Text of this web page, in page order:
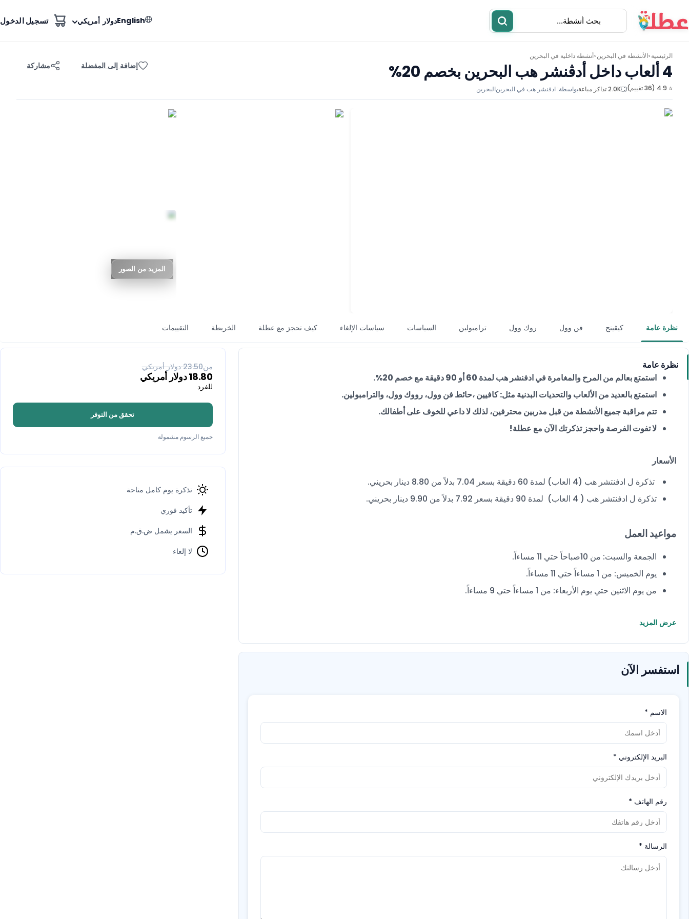
Englishدولار أمريكي تسجيل الدخول
أنشطة مطاعم
الرئيسية >الأنشطة فيالبحرين >أنشطة داخلية في البحرين
4 ألعاب داخل أدڤنشر هب البحرين بخصم 20%
⭐ 4.9 (36 تقييم) 2.0K تذاكر مباعة بواسطة:ادفنشر هب في البحرينالبحرين
إضافة إلى المفضلة مشاركة
المزيد من الصور
نظرة عامة كيڤينج فن وول روك وول ترامبولين السياسات سياسات الإلغاء كيف تحجز مع عطلة الخريطة التقييمات
نظرة عامة
استمتع بعالم من المرح والمغامرة في ادفنشر هب لمدة 60 أو 90 دقيقة مع خصم 20%.
استمتع بالعديد من الألعاب والتحديات البدنية مثل: كافيين ،حائط فن وول، رووك وول، والترامبولين.
تتم مراقبة جميع الأنشطة من قبل مدربين محترفين، لذلك لا داعي للخوف على أطفالك.
لا تفوت الفرصة واحجز تذكرتك الآن مع عطلة!
الأسعار
تذكرة ل ادفنتشر هب (4 العاب) لمدة 60 دقيقة بسعر 7.04 بدلاً من 8.80 دينار بحريني.
تذكرة ل ادفنتشر هب ( 4 العاب) لمدة 90 دقيقة بسعر 7.92 بدلاً من 9.90 دينار بحريني.
مواعيد العمل
الجمعة والسبت: من 10صباحاً حتي 11 مساءاً.
يوم الخميس: من 1 مساءاً حتي 11 مساءاً.
من يوم الاثنين حتي يوم الأربعاء: من 1 مساءاً حتي 9 مساءاً.
عرض المزيد
استفسر الآن
الاسم *
البريد الإلكتروني *
رقم الهاتف *
الرسالة *
من23.50 دولار أمريكي
18.80دولار أمريكي
للفرد
تحقق من التوفر
جميع الرسوم مشمولة
تذكرة يوم كامل متاحة
تأكيد فوري
السعر يشمل ض.ق.م
لا إلغاء